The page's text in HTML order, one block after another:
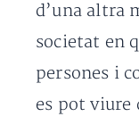
d’una altra
societat en
persones i
es pot viure